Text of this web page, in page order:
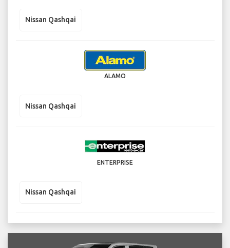
Nissan Qashqai
ALAMO
Nissan Qashqai
ENTERPRISE
Nissan Qashqai